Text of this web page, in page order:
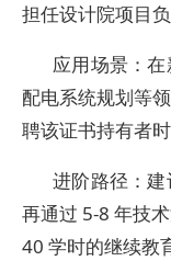
担任设计院项目负
应用场景：
配电系统规划等
聘该证书持有者
进阶路径：建
再通过 5-8 年技
40 学时的继续教